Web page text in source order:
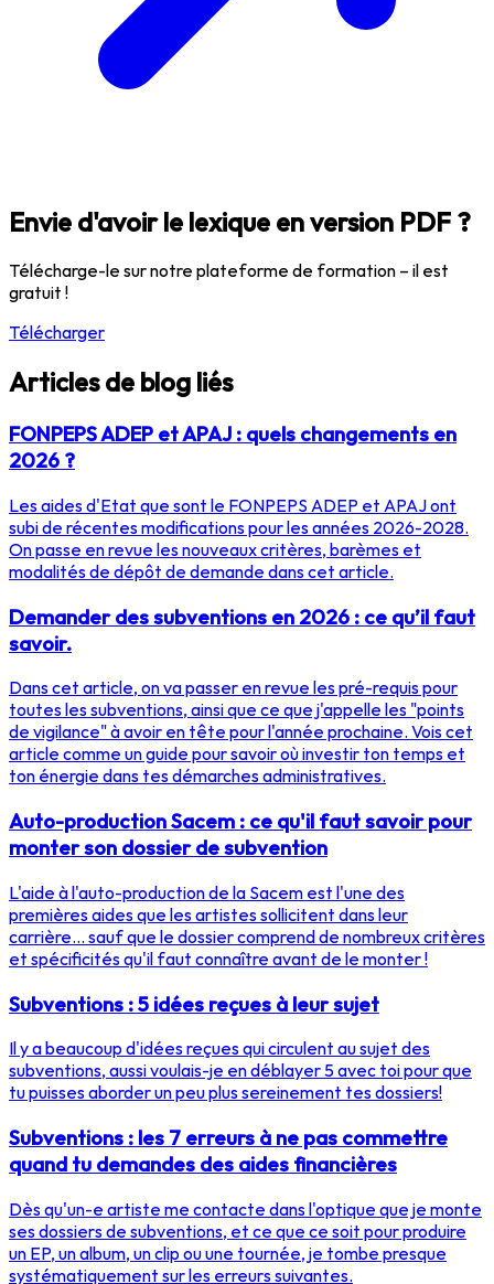
Envie d'avoir le lexique en version PDF ?
Télécharge-le sur notre plateforme de formation – il est
gratuit !
Télécharger
Articles de blog liés
FONPEPS ADEP et APAJ : quels changements en
2026 ?
Les aides d'Etat que sont le FONPEPS ADEP et APAJ ont
subi de récentes modifications pour les années 2026-2028.
On passe en revue les nouveaux critères, barèmes et
modalités de dépôt de demande dans cet article.
Demander des subventions en 2026 : ce qu’il faut
savoir.
Dans cet article, on va passer en revue les pré-requis pour
toutes les subventions, ainsi que ce que j'appelle les "points
de vigilance" à avoir en tête pour l'année prochaine. Vois cet
article comme un guide pour savoir où investir ton temps et
ton énergie dans tes démarches administratives.
Auto-production Sacem : ce qu'il faut savoir pour
monter son dossier de subvention
L'aide à l'auto-production de la Sacem est l'une des
premières aides que les artistes sollicitent dans leur
carrière... sauf que le dossier comprend de nombreux critères
et spécificités qu'il faut connaître avant de le monter !
Subventions : 5 idées reçues à leur sujet
Il y a beaucoup d'idées reçues qui circulent au sujet des
subventions, aussi voulais-je en déblayer 5 avec toi pour que
tu puisses aborder un peu plus sereinement tes dossiers!
Subventions : les 7 erreurs à ne pas commettre
quand tu demandes des aides financières
Dès qu'un-e artiste me contacte dans l'optique que je monte
ses dossiers de subventions, et ce que ce soit pour produire
un EP, un album, un clip ou une tournée, je tombe presque
systématiquement sur les erreurs suivantes.